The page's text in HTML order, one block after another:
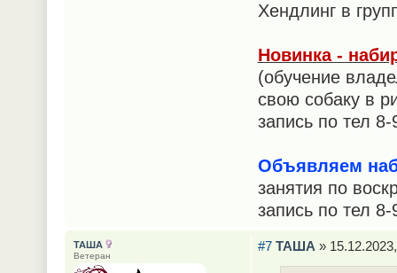
Хендлинг в
Новинка -
(обучение
свою собаку в
запись по тел
Объявляем
занятия по
запись по тел
#7 ТАША »
ТАША
Ветеран